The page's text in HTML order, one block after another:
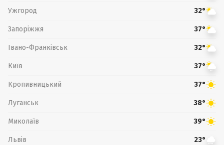
Ужгород 32°
Запоріжжя 37°
Івано-Франківськ 32°
Київ 37°
Кропивницький 37°
Луганськ 38°
Миколаїв 39°
Львів 23°